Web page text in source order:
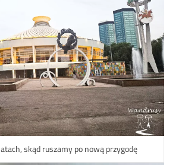
skąd ruszamy po nową przygodę